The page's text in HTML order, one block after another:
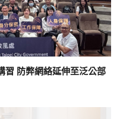
習 防弊網絡延伸至泛公部